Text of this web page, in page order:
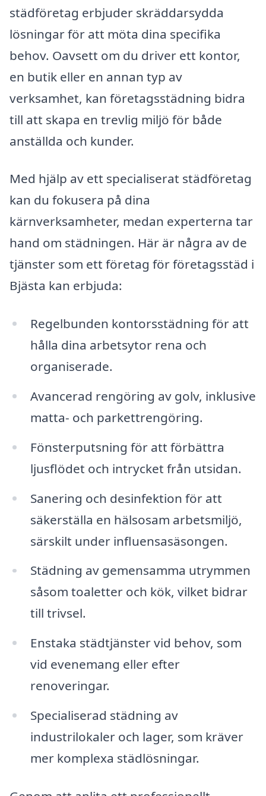
städföretag erbjuder skräddarsydda
lösningar för att möta dina specifika
behov. Oavsett om du driver ett kontor,
en butik eller en annan typ av
verksamhet, kan företagsstädning bidra
till att skapa en trevlig miljö för både
anställda och kunder.
Med hjälp av ett specialiserat städföretag
kan du fokusera på dina
kärnverksamheter, medan experterna tar
hand om städningen. Här är några av de
tjänster som ett företag för företagsstäd i
Bjästa kan erbjuda:
Regelbunden kontorsstädning för att
hålla dina arbetsytor rena och
organiserade.
Avancerad rengöring av golv, inklusive
matta- och parkettrengöring.
Fönsterputsning för att förbättra
ljusflödet och intrycket från utsidan.
Sanering och desinfektion för att
säkerställa en hälsosam arbetsmiljö,
särskilt under influensasäsongen.
Städning av gemensamma utrymmen
såsom toaletter och kök, vilket bidrar
till trivsel.
Enstaka städtjänster vid behov, som
vid evenemang eller efter
renoveringar.
Specialiserad städning av
industrilokaler och lager, som kräver
mer komplexa städlösningar.